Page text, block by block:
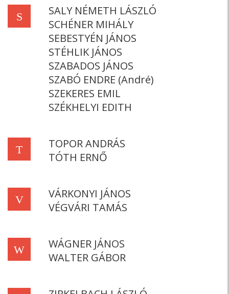
S
SALY NÉMETH LÁSZLÓ
SCHÉNER MIHÁLY
SEBESTYÉN JÁNOS
STÉHLIK JÁNOS
SZABADOS JÁNOS
SZABÓ ENDRE (André)
SZEKERES EMIL
SZÉKHELYI EDITH
T
TOPOR ANDRÁS
TÓTH ERNŐ
V
VÁRKONYI JÁNOS
VÉGVÁRI TAMÁS
W
WÁGNER JÁNOS
WALTER GÁBOR